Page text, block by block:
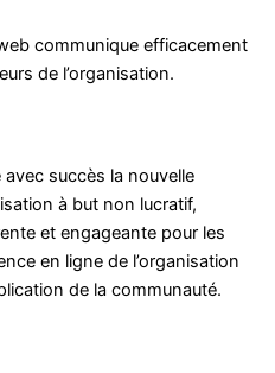
communique efficacement
de l’organisation.
succès la nouvelle
à but non lucratif,
et engageante pour les
en ligne de l’organisation
de la communauté.